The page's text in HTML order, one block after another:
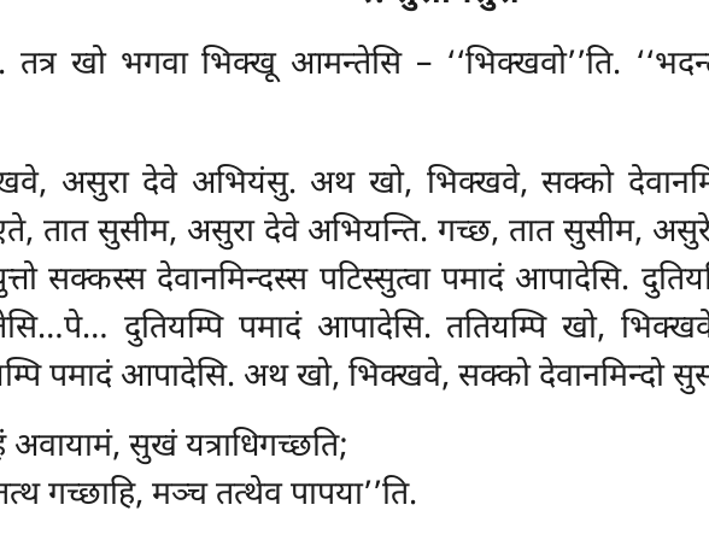
तत्र खो भगवा भिक्खू आमन्तेसि – ‘‘भिक्खवो’’ति.
असुरा देवे अभियंसु. अथ खो, भिक्खवे, सक्को
तात सुसीम, असुरा देवे अभियन्ति. गच्छ, तात सुसीम, असुरे
सक्कस्स देवानमिन्दस्स पटिस्सुत्वा पमादं आपादेसि.
दुतियम्पि पमादं आपादेसि. ततियम्पि खो,
पमादं आपादेसि. अथ खो, भिक्खवे, सक्को देवानमिन्दो
अवायामं, सुखं यत्राधिगच्छति;
गच्छाहि, मञ्च तत्थेव पापया’’ति.